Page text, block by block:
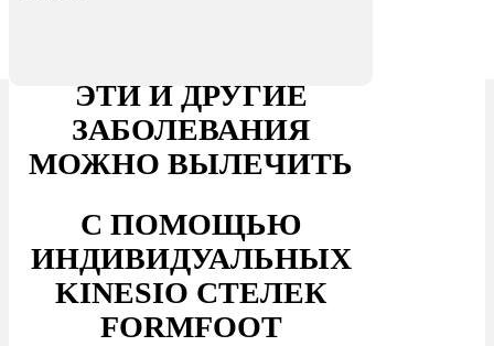
ЭТИ И ДРУГИЕ
ЗАБОЛЕВАНИЯ
МОЖНО ВЫЛЕЧИТЬ
С ПОМОЩЬЮ
ИНДИВИДУАЛЬНЫХ
KINESIO СТЕЛЕК
FORMFOOT